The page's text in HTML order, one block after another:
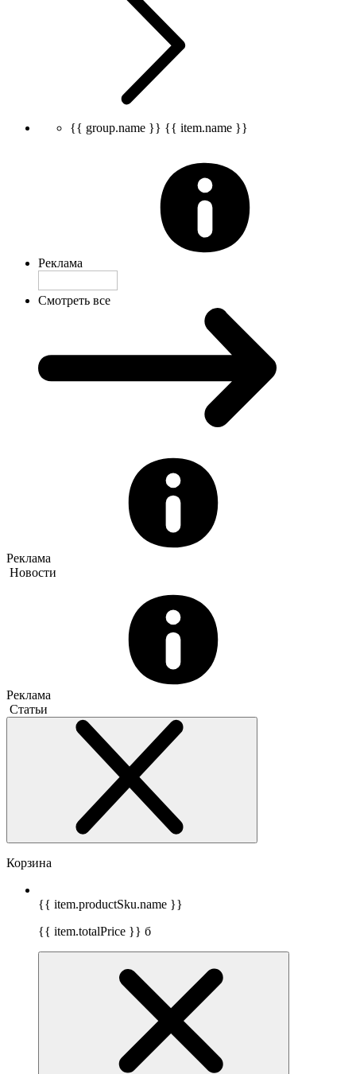
{{ group.name }} {{ item.name }}
Реклама
Смотреть все
Реклама
Новости
Реклама
Статьи
Корзина
{{ item.productSku.name }}
{{ item.totalPrice }} б